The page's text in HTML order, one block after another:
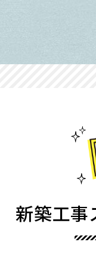
新築工事